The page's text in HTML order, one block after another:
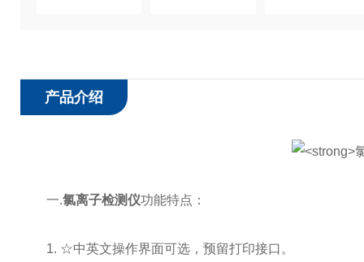
产品介绍
一.氯离子检测仪功能特点：
1. ☆中英文操作界面可选，预留打印接口。